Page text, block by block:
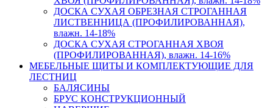
ДОСКА СУХАЯ ОБРЕЗНАЯ СТРОГАННАЯ
ЛИСТВЕННИЦА (ПРОФИЛИРОВАННАЯ),
влажн. 14-18%
ДОСКА СУХАЯ СТРОГАННАЯ ХВОЯ
(ПРОФИЛИРОВАННАЯ), влажн. 14-16%
МЕБЕЛЬНЫЕ ЩИТЫ И КОМПЛЕКТУЮЩИЕ ДЛЯ
ЛЕСТНИЦ
БАЛЯСИНЫ
БРУС КОНСТРУКЦИОННЫЙ